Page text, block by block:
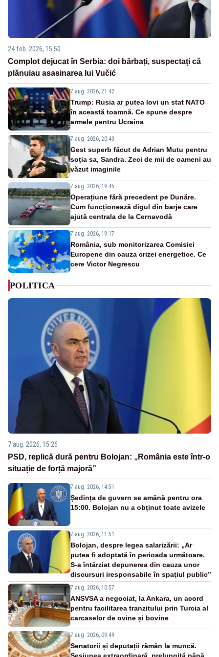
24 feb. 2026, 15:50
Complot dejucat în Serbia: doi bărbați, suspectați că
plănuiau asasinarea lui Vučić
7 aug. 2026, 21:42
Trump: Rusia ar putea lovi un stat NATO
în această toamnă. Ce spune despre
armele pentru Ucraina
7 aug. 2026, 20:43
Gest superb făcut de Adrian Mutu pentru
soția sa, Sandra. Zeci de mii de oameni au
văzut imaginile
7 aug. 2026, 19:45
Operațiune fără precedent pe Dunăre.
Cum funcționează digul din barje care
ajută centrala de la Cernavodă
7 aug. 2026, 19:17
România, sub monitorizarea Comisiei
Europene din cauza crizei energetice. Ce
cere Victor Negrescu
POLITICA
7 aug. 2026, 15:26
PSD, replică dură pentru Bolojan: „România este într-o
situație de forță majoră”
7 aug. 2026, 14:51
Ședința de guvern se amână pentru ora
15:00. Bolojan nu a obținut toate avizele
7 aug. 2026, 11:51
Bolojan, despre legea salarizării: „Ar
putea fi adoptată în perioada următoare.
S-a întârziat depunerea din cauza unor
discursuri iresponsabile în spaţiul public”
7 aug. 2026, 10:57
ANSVSA a negociat, la Ankara, un acord
pentru facilitarea tranzitului prin Turcia al
carcaselor de ovine și bovine
7 aug. 2026, 09:49
Senatorii și deputații rămân la muncă.